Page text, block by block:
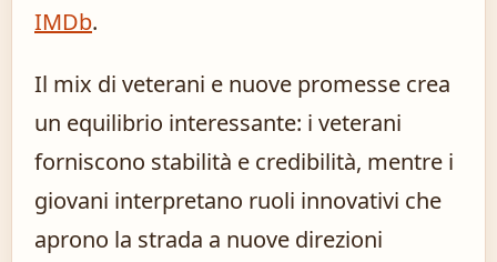
IMDb.
Il mix di veterani e nuove promesse crea
un equilibrio interessante: i veterani
forniscono stabilità e credibilità, mentre i
giovani interpretano ruoli innovativi che
aprono la strada a nuove direzioni